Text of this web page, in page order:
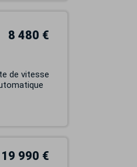
8 480 €
de vitesse
19 990 €